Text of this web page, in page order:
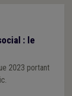
: le
2023 portant